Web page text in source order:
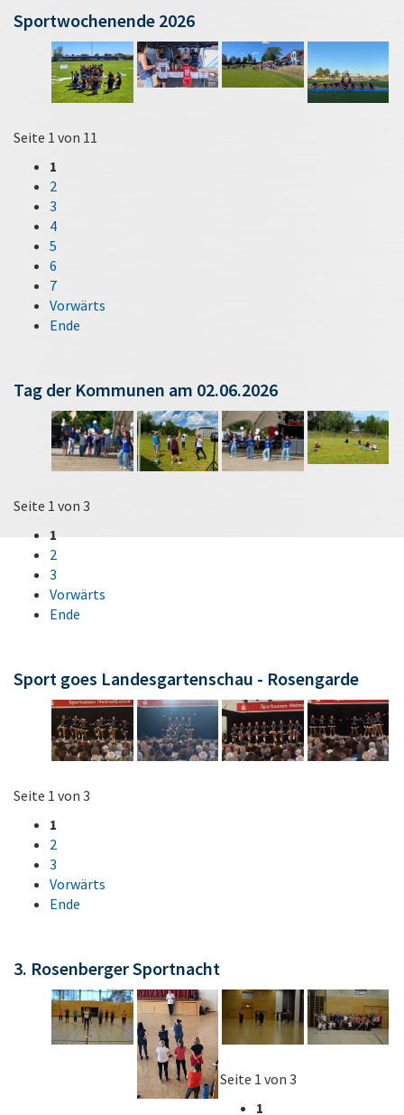
Sportwochenende 2026
Seite 1 von 11
1
2
3
4
5
6
7
Vorwärts
Ende
Tag der Kommunen am 02.06.2026
Seite 1 von 3
1
2
3
Vorwärts
Ende
Sport goes Landesgartenschau - Rosengarde
Seite 1 von 3
1
2
3
Vorwärts
Ende
3. Rosenberger Sportnacht
Seite 1 von 3
1